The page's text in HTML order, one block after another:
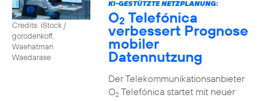
Credits: iStock /
gorodenkoff,
Waehatman
Waedarase
KI-GESTÜTZTE NETZPLANUNG:
O2 Telefónica
verbessert Prognose
mobiler
Datennutzung
Der Telekommunikationsanbieter
O2Telefónica startet mit neuer